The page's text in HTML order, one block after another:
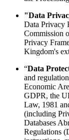
"Data
Data Privacy
Commission
Privacy
Kingdom's
“Data
and
Economic
GDPR, the
Law, 1981
(including
Databases
Regulations